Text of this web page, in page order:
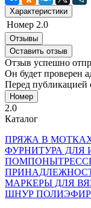
Характеристики
Номер 2.0
Отзывы
Оставить отзыв
Отзыв успешно
Он будет проверен
Перед публикацией
Номер
2.0
Каталог
ПРЯЖА В
ФУРНИТУРА ДЛЯ
ПОМПОНЫ
МАРКЕРЫ ДЛЯ
ШНУР